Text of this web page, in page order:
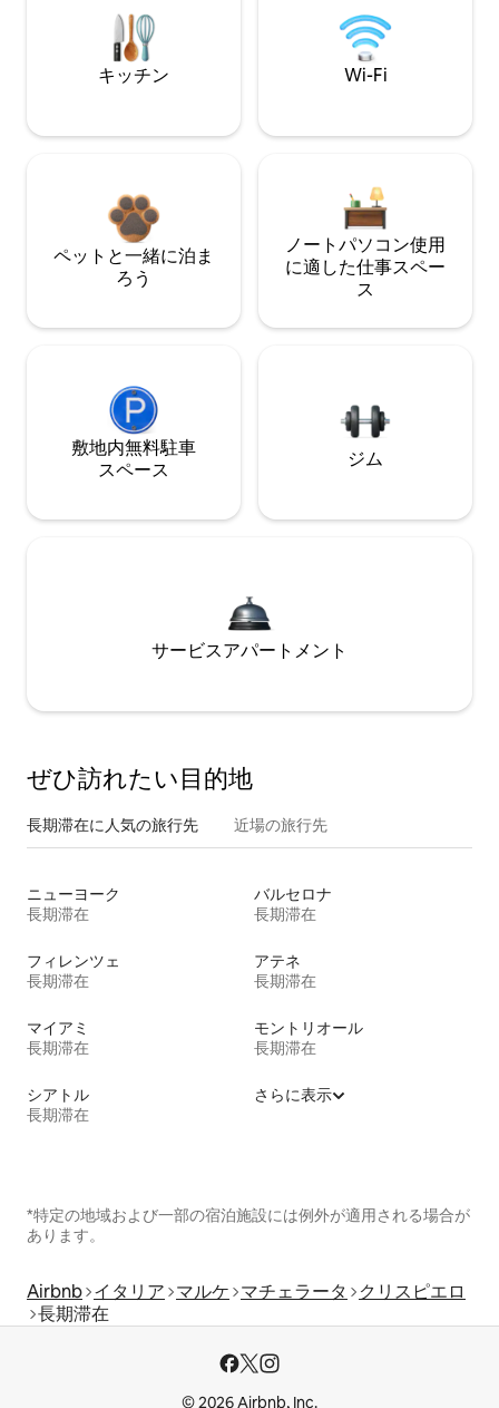
キッチン Wi-Fi
ペットと一緒に泊ま
ろう
ノートパソコン使用
に適した仕事スペー
ス
敷地内無料駐⁠車
ス⁠ペ⁠ー⁠ス
ジム
サービスアパートメント
ぜひ訪⁠れ⁠た⁠い目⁠的⁠地
長期滞在に人気の旅行先 近場の旅行先
ニューヨーク
長期滞在
バルセロナ
長期滞在
フィレンツェ
長期滞在
アテネ
長期滞在
マイアミ
長期滞在
モントリオール
長期滞在
シアトル
長期滞在
さらに表示
*特定の地域および一部の宿泊施設には例外が適用される場合が
あります。
Airbnb イタリア マルケ マチェラータ
クリスピエロ
長期滞在
© 2026 Airbnb, Inc.